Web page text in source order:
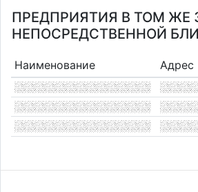
ПРЕДПРИЯТИЯ В ТОМ ЖЕ
НЕПОСРЕДСТВЕННОЙ
Наименование Адрес